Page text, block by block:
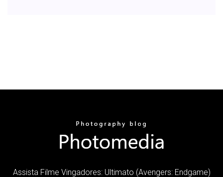
Assista Filme Vingadores: Ultimato (Avengers: Endgame)